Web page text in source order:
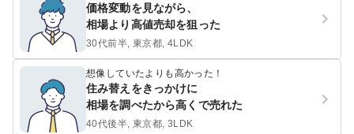
価格変動を見ながら、
相場より高値売却を狙った
30代前半, 東京都, 4LDK
想像していたよりも高かった！
住み替えをきっかけに
相場を調べたから高くで売れた
40代後半, 東京都, 3LDK